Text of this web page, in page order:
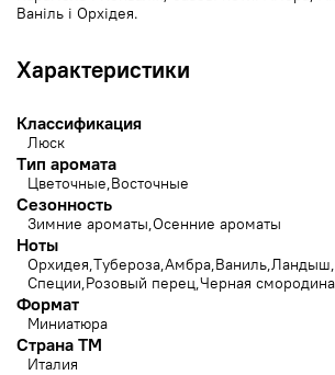
Ваніль і Орхідея.
Характеристики
Классификация
Люск
Тип аромата
Цветочные Восточные
Сезонность
Зимние ароматы Осенние ароматы
Ноты
Орхидея Тубероза Амбра Ваниль Ландыш
Специи Розовый перец Черная смородина
Формат
Миниатюра
Страна ТМ
Италия